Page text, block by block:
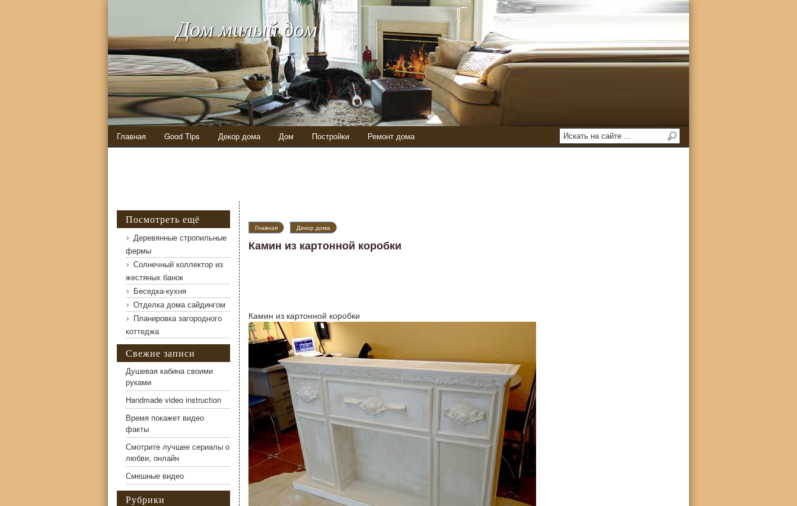
Дом милый дом
Главная Good Tips Декор дома Дом Постройки Ремонт дома
Главная Декор дома
Камин из картонной коробки
Камин из картонной коробки
Посмотреть ещё
Деревянные стропильные
фермы
Солнечный коллектор из
жестяных банок
Беседка-кухня
Отделка дома сайдингом
Планировка загородного
коттеджа
Свежие записи
Душевая кабина своими
руками
Handmade video instruction
Время покажет видео
факты
Смотрите лучшее сериалы о
любви, онлайн
Смешные видео
Рубрики